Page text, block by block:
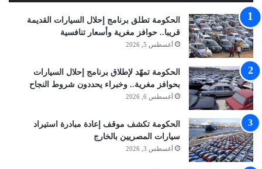
الحكومة تطلق برنامج إحلال السيارات القديمة
قريبا.. حوافز مغرية وأسعار تنافسية
أغسطس 5, 2026
الحكومة تمهّد لإطلاق برنامج إحلال السيارات
بحوافز مغرية.. وخبراء يحددون شروط النجاح
أغسطس 6, 2026
الحكومة تكشف موقف إعادة مبادرة استيراد
سيارات المصريين بالخارج
أغسطس 3, 2026